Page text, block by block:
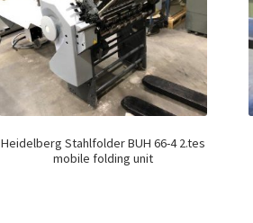
Heidelberg Stahlfolder BUH 66-4 2.tes
mobile folding unit